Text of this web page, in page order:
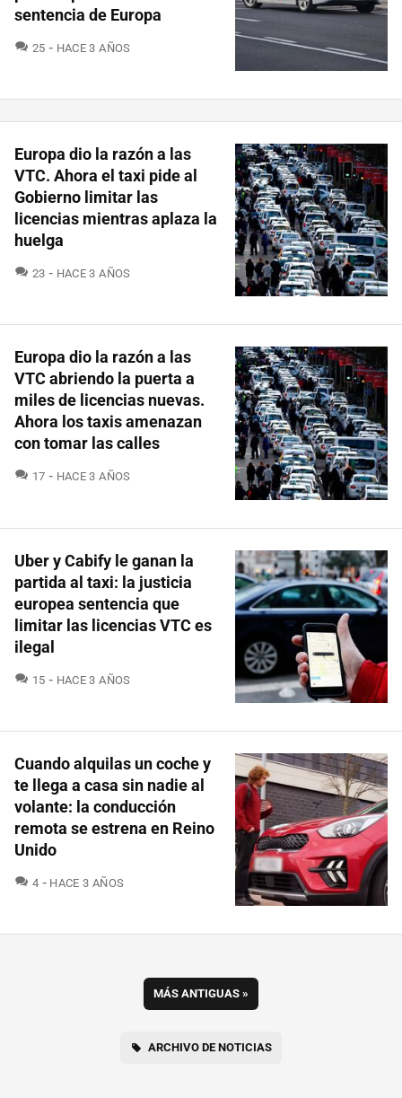
sentencia de Europa
25 COMENTARIOS
HACE 3 AÑOS
Europa dio la razón a las
VTC. Ahora el taxi pide al
Gobierno limitar las
licencias mientras aplaza la
huelga
23 COMENTARIOS
HACE 3 AÑOS
Europa dio la razón a las
VTC abriendo la puerta a
miles de licencias nuevas.
Ahora los taxis amenazan
con tomar las calles
17 COMENTARIOS
HACE 3 AÑOS
Uber y Cabify le ganan la
partida al taxi: la justicia
europea sentencia que
limitar las licencias VTC es
ilegal
15 COMENTARIOS
HACE 3 AÑOS
Cuando alquilas un coche y
te llega a casa sin nadie al
volante: la conducción
remota se estrena en Reino
Unido
4 COMENTARIOS
HACE 3 AÑOS
MÁS ANTIGUAS »
ARCHIVO DE NOTICIAS